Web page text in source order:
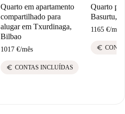
Quarto em apartamento
compartilhado para
alugar em Txurdinaga,
Bilbao
1017 €/mês
euro CONTAS INCLUÍDAS
Quarto
Basurtu,
1165 €/mês
euro